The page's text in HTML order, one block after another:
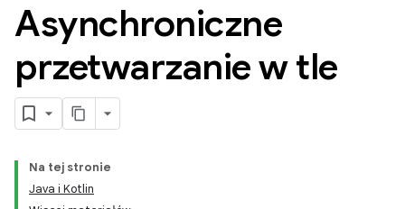
Asynchroniczne
przetwarzanie w tle
Na tej stronie
Java i Kotlin